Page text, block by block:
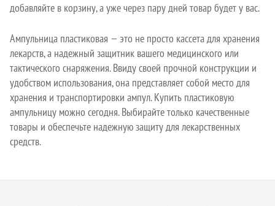
добавляйте в корзину, а уже через пару дней товар будет у вас.
Ампульница пластиковая — это не просто кассета для хранения
лекарств, а надежный защитник вашего медицинского или
тактического снаряжения. Ввиду своей прочной конструкции и
удобством использования, она представляет собой место для
хранения и транспортировки ампул. Купить пластиковую
ампульницу можно сегодня. Выбирайте только качественные
товары и обеспечьте надежную защиту для лекарственных
средств.